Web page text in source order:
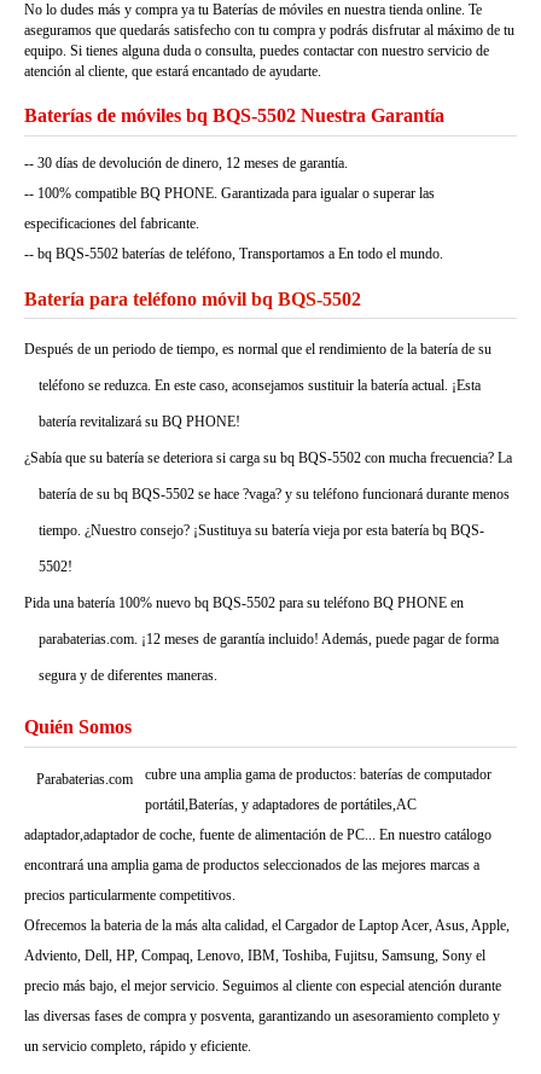
No lo dudes más y compra ya tu Baterías de móviles en nuestra tienda online. Te
aseguramos que quedarás satisfecho con tu compra y podrás disfrutar al máximo de tu
equipo. Si tienes alguna duda o consulta, puedes contactar con nuestro servicio de
atención al cliente, que estará encantado de ayudarte.
Baterías de móviles bq BQS-5502 Nuestra Garantía
-- 30 días de devolución de dinero, 12 meses de garantía.
-- 100% compatible BQ PHONE. Garantizada para igualar o superar las
especificaciones del fabricante.
-- bq BQS-5502 baterías de teléfono, Transportamos a En todo el mundo.
Batería para teléfono móvil bq BQS-5502
Después de un periodo de tiempo, es normal que el rendimiento de la batería de su
teléfono se reduzca. En este caso, aconsejamos sustituir la batería actual. ¡Esta
batería revitalizará su BQ PHONE!
¿Sabía que su batería se deteriora si carga su bq BQS-5502 con mucha frecuencia? La
batería de su bq BQS-5502 se hace ?vaga? y su teléfono funcionará durante menos
tiempo. ¿Nuestro consejo? ¡Sustituya su batería vieja por esta batería bq BQS-
5502!
Pida una batería 100% nuevo bq BQS-5502 para su teléfono BQ PHONE en
parabaterias.com. ¡12 meses de garantía incluido! Además, puede pagar de forma
segura y de diferentes maneras.
Quién Somos
Parabaterias.com
cubre una amplia gama de productos: baterías de computador
portátil,Baterías, y adaptadores de portátiles,AC
adaptador,adaptador de coche, fuente de alimentación de PC... En nuestro catálogo
encontrará una amplia gama de productos seleccionados de las mejores marcas a
precios particularmente competitivos.
Ofrecemos la bateria de la más alta calidad, el Cargador de Laptop Acer, Asus, Apple,
Adviento, Dell, HP, Compaq, Lenovo, IBM, Toshiba, Fujitsu, Samsung, Sony el
precio más bajo, el mejor servicio. Seguimos al cliente con especial atención durante
las diversas fases de compra y posventa, garantizando un asesoramiento completo y
un servicio completo, rápido y eficiente.